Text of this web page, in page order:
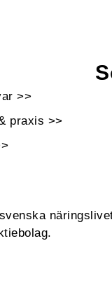
>>
praxis >>